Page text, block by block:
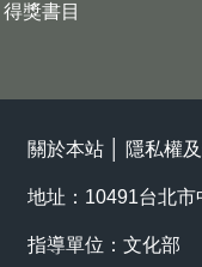
得獎書目
關於本站 隱私權
地址：10491台北
指導單位：文化部